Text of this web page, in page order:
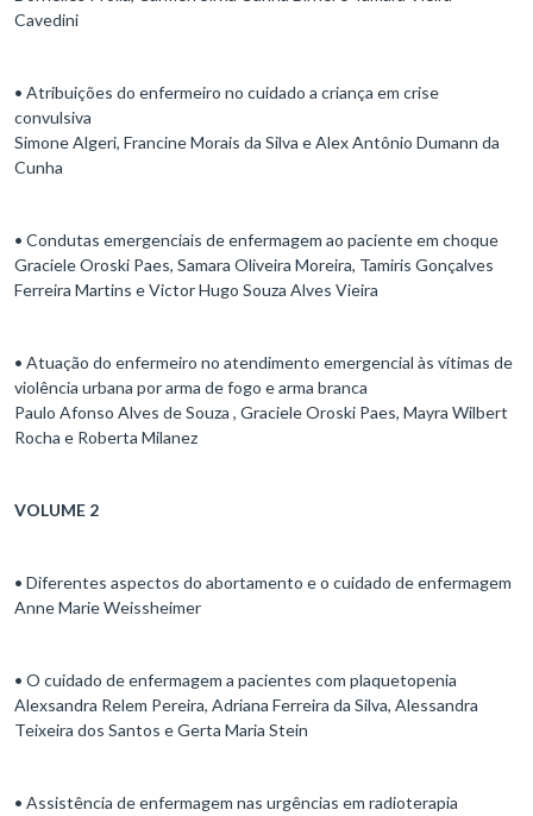
Cavedini
• Atribuições do enfermeiro no cuidado a criança em crise
convulsiva
Simone Algeri, Francine Morais da Silva e Alex Antônio Dumann da
Cunha
• Condutas emergenciais de enfermagem ao paciente em choque
Graciele Oroski Paes, Samara Oliveira Moreira, Tamiris Gonçalves
Ferreira Martins e Victor Hugo Souza Alves Vieira
• Atuação do enfermeiro no atendimento emergencial às vítimas de
violência urbana por arma de fogo e arma branca
Paulo Afonso Alves de Souza , Graciele Oroski Paes, Mayra Wilbert
Rocha e Roberta Milanez
VOLUME 2
• Diferentes aspectos do abortamento e o cuidado de enfermagem
Anne Marie Weissheimer
• O cuidado de enfermagem a pacientes com plaquetopenia
Alexsandra Relem Pereira, Adriana Ferreira da Silva, Alessandra
Teixeira dos Santos e Gerta Maria Stein
• Assistência de enfermagem nas urgências em radioterapia